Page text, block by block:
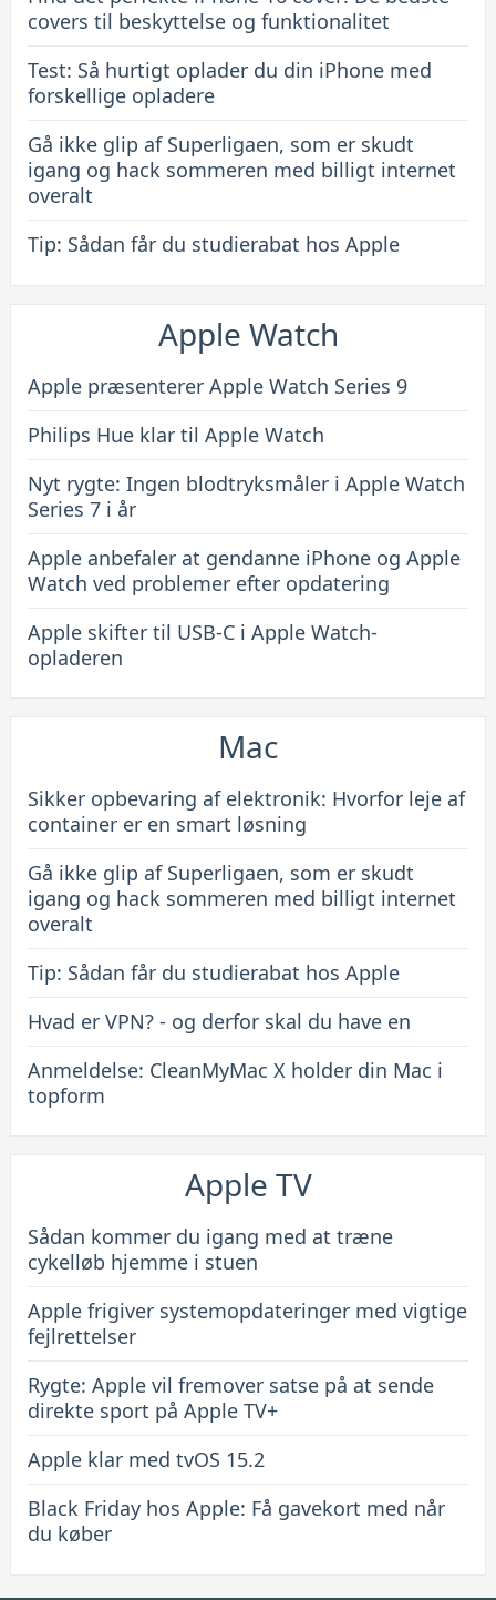
covers til beskyttelse og funktionalitet
Test: Så hurtigt oplader du din iPhone med
forskellige opladere
Gå ikke glip af Superligaen, som er skudt
igang og hack sommeren med billigt internet
overalt
Tip: Sådan får du studierabat hos Apple
Apple Watch
Apple præsenterer Apple Watch Series 9
Philips Hue klar til Apple Watch
Nyt rygte: Ingen blodtryksmåler i Apple Watch
Series 7 i år
Apple anbefaler at gendanne iPhone og Apple
Watch ved problemer efter opdatering
Apple skifter til USB-C i Apple Watch-
opladeren
Mac
Sikker opbevaring af elektronik: Hvorfor leje af
container er en smart løsning
Gå ikke glip af Superligaen, som er skudt
igang og hack sommeren med billigt internet
overalt
Tip: Sådan får du studierabat hos Apple
Hvad er VPN? - og derfor skal du have en
Anmeldelse: CleanMyMac X holder din Mac i
topform
Apple TV
Sådan kommer du igang med at træne
cykelløb hjemme i stuen
Apple frigiver systemopdateringer med vigtige
fejlrettelser
Rygte: Apple vil fremover satse på at sende
direkte sport på Apple TV+
Apple klar med tvOS 15.2
Black Friday hos Apple: Få gavekort med når
du køber